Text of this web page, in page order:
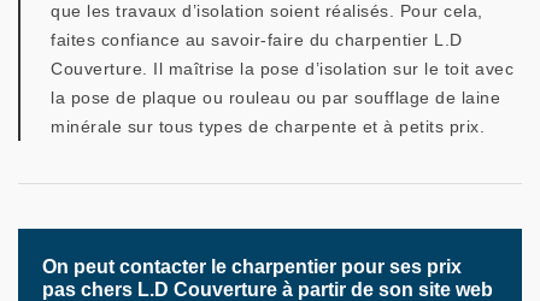
que les travaux d’isolation soient réalisés. Pour cela,
faites confiance au savoir-faire du charpentier L.D
Couverture. Il maîtrise la pose d’isolation sur le toit avec
la pose de plaque ou rouleau ou par soufflage de laine
minérale sur tous types de charpente et à petits prix.
On peut contacter le charpentier pour ses prix
pas chers L.D Couverture à partir de son site web